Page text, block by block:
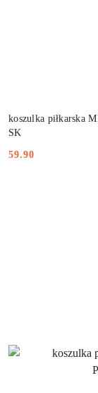
koszulka piłkarska
SK
Cena:
59.90